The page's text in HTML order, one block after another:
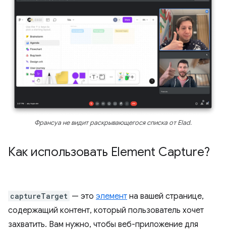
Франсуа не видит раскрывающегося списка от Elad.
Как использовать Element Capture?
captureTarget — это элемент на вашей странице,
содержащий контент, который пользователь хочет
захватить. Вам нужно, чтобы веб-приложение для